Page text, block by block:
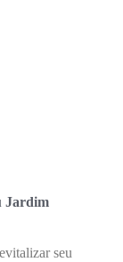
Jardim
seu